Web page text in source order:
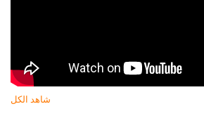
شاهد الكل